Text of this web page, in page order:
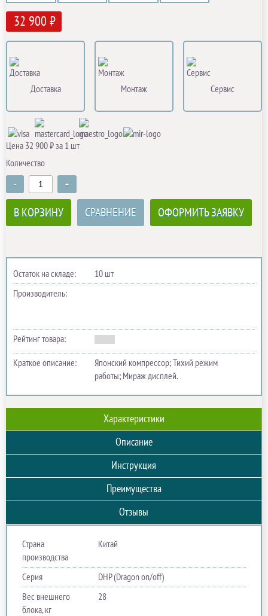
32 900 ₽
Доставка Монтаж Сервис
Цена 32 900 ₽ за 1 шт
Количество
- +
В КОРЗИНУ СРАВНЕНИЕ ОФОРМИТЬ ЗАЯВКУ
Остаток на складе:
10 шт
Производитель:
Рейтинг товара:
Краткое описание:
Японский компрессор; Тихий режим
работы; Мираж дисплей.
Характеристики
Описание
Инструкция
Преимущества
Отзывы
Страна
производства
Китай
Серия
DHP (Dragon on/off)
Вес внешнего
блока, кг
28